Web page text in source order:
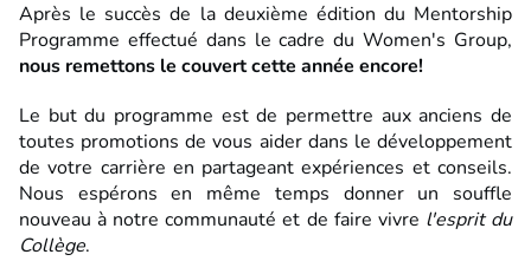
Après le succès de la deuxième édition du Mentorship
Programme effectué dans le cadre du Women's Group,
nous remettons le couvert cette année encore!
Le but du programme est de permettre aux anciens de
toutes promotions de vous aider dans le développement
de votre carrière en partageant expériences et conseils.
Nous espérons en même temps donner un souffle
nouveau à notre communauté et de faire vivre l'esprit du
Collège.